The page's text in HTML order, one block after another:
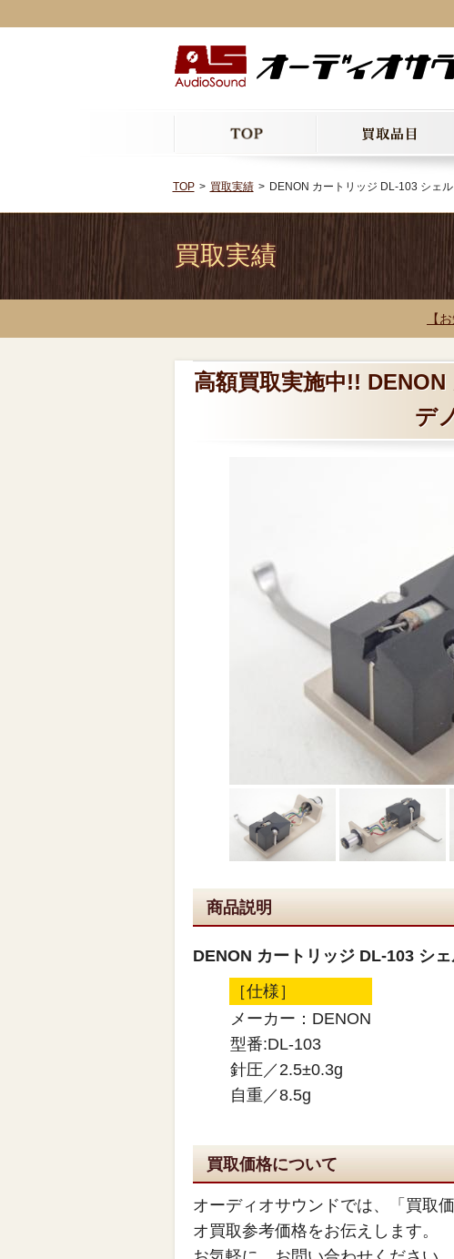
TOP 買取実績 DENON カートリッジ DL-103 シェ
買取実績
【
高額買取実施中!!
デ
商品説明
DENON カートリッジ DL-103 シ
［仕様］
メーカー：DENON
型番:DL-103
針圧／2.5±0.3g
自重／8.5g
買取価格について
オーディオサウンドでは、「買取
オ買取参考価格をお伝えします。